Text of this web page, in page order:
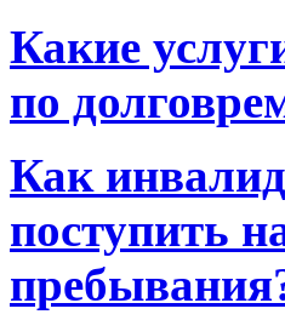
Какие
по
Как
поступить